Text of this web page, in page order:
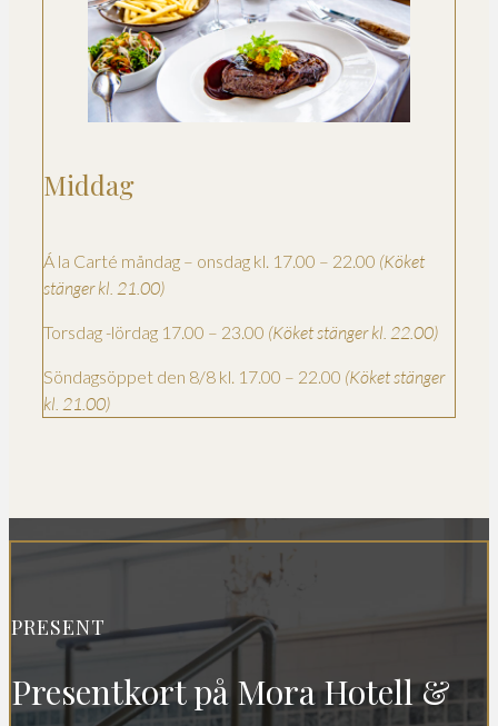
Middag
Á la Carté måndag – onsdag kl. 17.00 – 22.00 (Köket
stänger kl. 21.00)
Torsdag -lördag 17.00 – 23.00 (Köket stänger kl. 22.00)
Söndagsöppet den 8/8 kl. 17.00 – 22.00 (Köket stänger
kl. 21.00)
PRESENT
Presentkort på Mora Hotell &